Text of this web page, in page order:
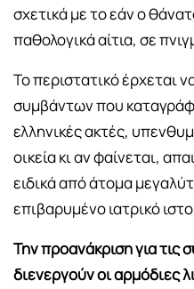
σχετικά με το εάν ο
παθολογικά αίτια, σε
Το περιστατικό έρχεται
συμβάντων που
ελληνικές ακτές,
οικεία κι αν φαίνεται,
ειδικά από άτομα
επιβαρυμένο ιατρικό
Την προανάκριση για τις
διενεργούν οι αρμόδιες